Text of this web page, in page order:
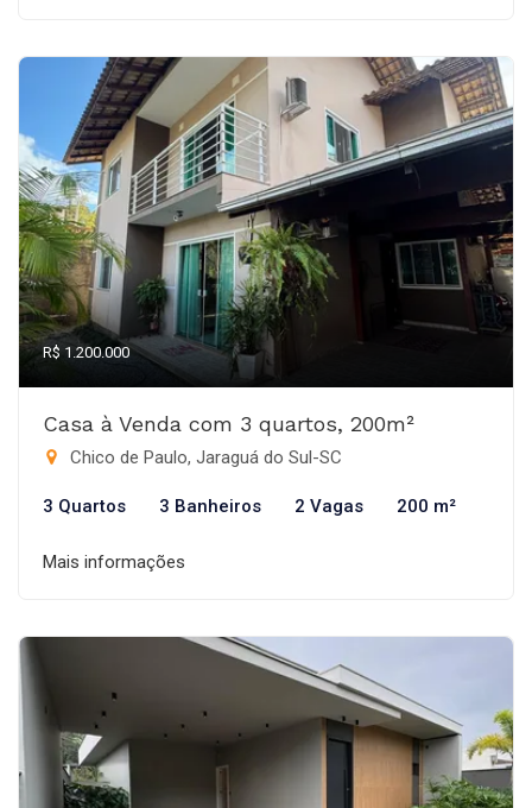
R$ 1.200.000
Casa à Venda com 3 quartos, 200m²
Chico de Paulo, Jaraguá do Sul-SC
3 Quartos 3 Banheiros 2 Vagas 200 m²
Mais informações